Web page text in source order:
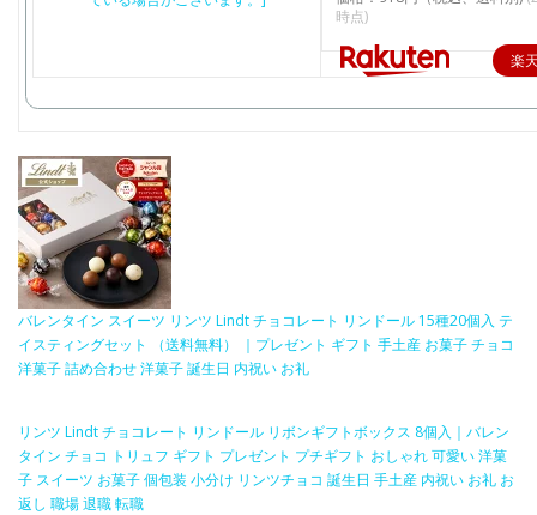
時点)
楽
バレンタイン スイーツ リンツ Lindt チョコレート リンドール 15種20個入 テ
イスティングセット （送料無料） ｜プレゼント ギフト 手土産 お菓子 チョコ
洋菓子 詰め合わせ 洋菓子 誕生日 内祝い お礼
リンツ Lindt チョコレート リンドール リボンギフトボックス 8個入｜バレン
タイン チョコ トリュフ ギフト プレゼント プチギフト おしゃれ 可愛い 洋菓
子 スイーツ お菓子 個包装 小分け リンツチョコ 誕生日 手土産 内祝い お礼 お
返し 職場 退職 転職